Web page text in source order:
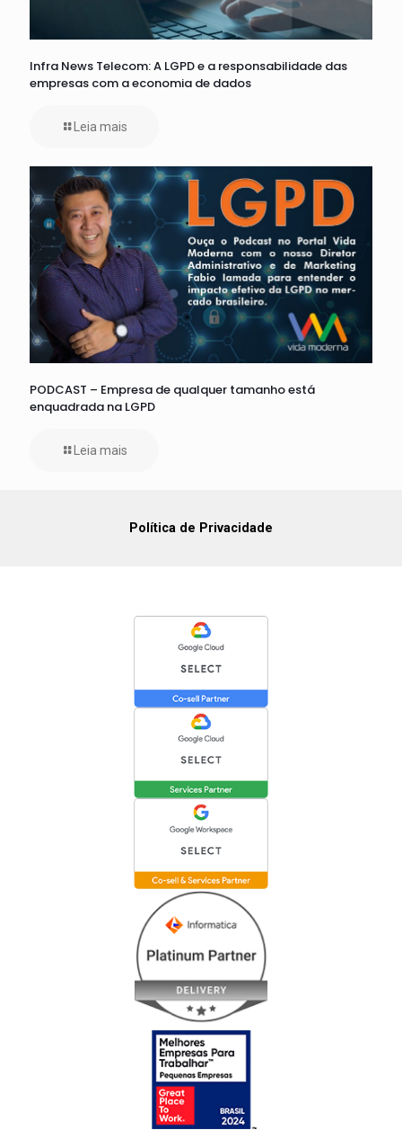
Infra News Telecom: A LGPD e a responsabilidade das
empresas com a economia de dados
Leia mais
PODCAST – Empresa de qualquer tamanho está
enquadrada na LGPD
Leia mais
Política de Privacidade